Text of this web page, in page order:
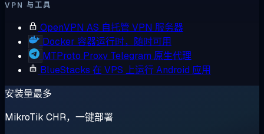
VPN 与工具
OpenVPN AS 自托管 VPN 服务器
Docker 容器运行时，随时可用
MTProto Proxy Telegram 原生代理
BlueStacks 在 VPS 上运行 Android 应用
安装量最多
MikroTik CHR，一键部署